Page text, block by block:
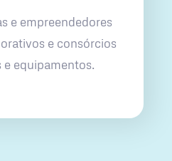
e empreendedores
e consórcios
e equipamentos.